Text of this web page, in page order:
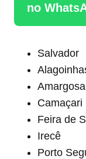
no
Salvador
Amargosa
Camaçari
Feira de
Irecê
Porto